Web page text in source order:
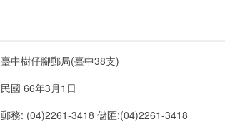
臺中樹仔腳郵局(臺中38支)
民國 66年3月1日
郵務: (04)2261-3418 儲匯:(04)2261-3418